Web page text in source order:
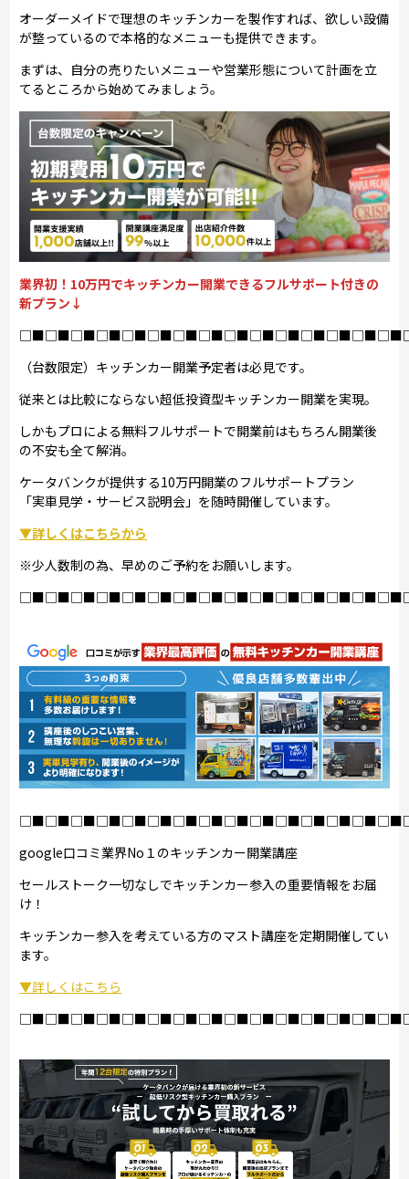
オーダーメイドで理想のキッチンカーを製作すれば、欲しい設備
が整っているので本格的なメニューも提供できます。
まずは、自分の売りたいメニューや営業形態について計画を立
てるところから始めてみましょう。
業界初！10万円でキッチンカー開業できるフルサポート付きの
新プラン↓
（台数限定）キッチンカー開業予定者は必見です。
従来とは比較にならない超低投資型キッチンカー開業を実現。
しかもプロによる無料フルサポートで開業前はもちろん開業後
の不安も全て解消。
ケータバンクが提供する10万円開業のフルサポートプラン
「実車見学・サービス説明会」を随時開催しています。
▼詳しくはこちらから
※少人数制の為、早めのご予約をお願いします。
google口コミ業界No１のキッチンカー開業講座
セールストーク一切なしでキッチンカー参入の重要情報をお届
け！
キッチンカー参入を考えている方のマスト講座を定期開催してい
ます。
▼詳しくはこちら